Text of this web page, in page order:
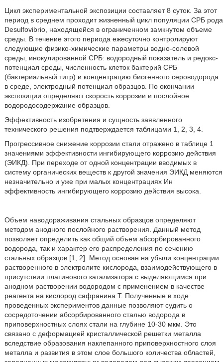
Цикл экспериментальной экспозиции составляет 8 суток. За этот
период в среднем проходит жизненный цикл популяции СРБ рода
Desulfovibrio, находящейся в ограниченном замкнутом объеме
среды. В течение этого периода ежесуточно контролируют
следующие физико-химические параметры водно-солевой
среды, инокулированной СРБ: водородный показатель и редокс-
потенциал среды, численность клеток бактерий СРБ
(бактериальный титр) и концентрацию биогенного сероводорода
в среде, электродный потенциал образцов. По окончании
экспозиции определяют скорость коррозии и послойное
водородосодержание образцов.
Эффективность изобретения и сущность заявленного
технического решения подтверждается таблицами 1, 2, 3, 4.
Прогрессивное снижение коррозии стали отражено в таблице 1
значениями эффективности ингибирующего коррозию действия
(ЭИКД). При переходе от одной концентрации вводимых в
систему органических веществ к другой значения ЭИКД меняются
незначительно и уже при малых концентрациях Ин
эффективность ингибирующего коррозию действия высока.
Объем наводораживания стальных образцов определяют
методом анодного послойного растворения. Данный метод
позволяет определить как общий объем абсорбированного
водорода, так и характер его распределения по сечению
стальных образцов [1, 2]. Метод основан на убыли концентрации
растворенного в электролите кислорода, взаимодействующего в
присутствии платинового катализатора с выделяющимся при
анодном растворении водородом с применением в качестве
реагента на кислород сафранина Т. Полученные в ходе
проведенных экспериментов данные позволяют судить о
сосредоточении абсорбированного сталью водорода в
приповерхностных слоях стали на глубине 10-30 мкм. Это
связано с деформацией кристаллической решетки металла
вследствие образования наклепанного приповерхностного слоя
металла и развития в этом слое большого количества областей,